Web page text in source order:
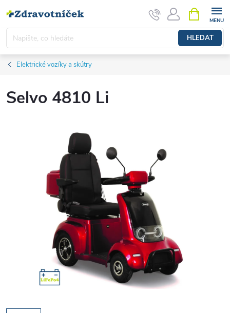
HLEDAT
Elektrické vozíky a skútry
Selvo 4810 Li